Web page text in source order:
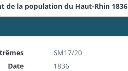
de la population du Haut-Rhin 1836
6M17/20
Date
1836